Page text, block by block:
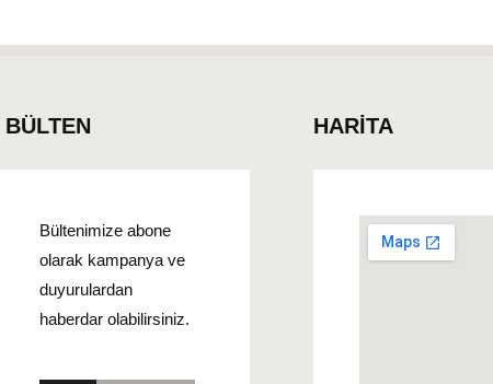
BÜLTEN
Bültenimize abone
olarak kampanya ve
duyurulardan
haberdar olabilirsiniz.
HARİTA